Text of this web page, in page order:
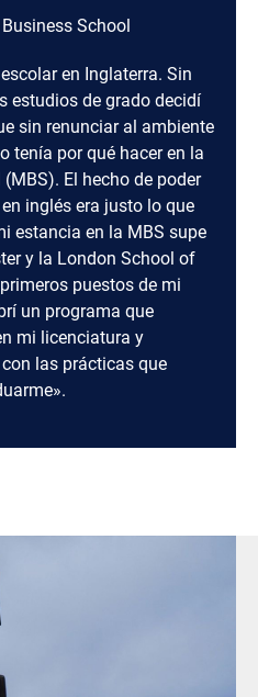
que al revés. A menudo,
la carrera y tienen
por estudiar en su
situación y
Durante la
un semestre en el
experiencia
de prueba de estudios en
los estudios, los intereses
con mayor claridad y se
cómo se quiere seguir
Estos
utilizar para buscar un
extranjero, siempre y
haya adquirido el gusto
en hacer un
cursar la
el extranjero también
los requisitos de
nacionales. Por
no existe el numerus
Sin embargo, si ves
School
en Inglaterra. Sin
estudios de grado decidí
sin renunciar al ambiente
tenía por qué hacer en la
El hecho de poder
inglés era justo lo que
estancia en la MBS supe
y la London School of
puestos de mi
un programa que
mi licenciatura y
las prácticas que